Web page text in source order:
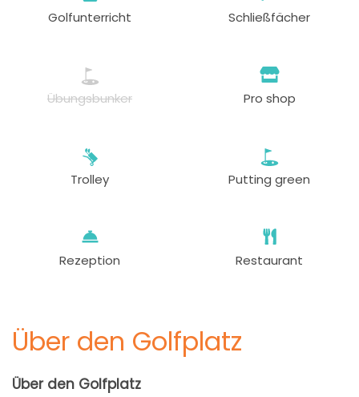
Golfunterricht Schließfächer
Übungsbunker Pro shop
Trolley Putting green
Rezeption Restaurant
Über den Golfplatz
Über den Golfplatz